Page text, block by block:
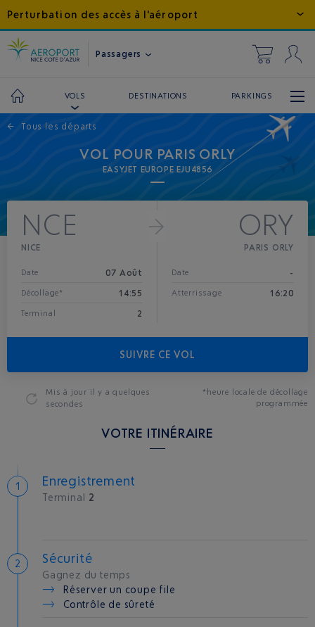
Perturbation des accès à l'aéroport
Passagers
VOLS DESTINATIONS PARKINGS
← Tous les départs
VOL POUR PARIS ORLY
EASYJET EUROPE EJU4856
NCE
NICE
Date 07 Août
Décollage* 14:55
Terminal 2
ORY
PARIS ORLY
Date -
Atterrissage 16:20
SUIVRE CE VOL
Mis à jour il y a quelques
secondes
*heure locale de décollage
programmée
VOTRE ITINÉRAIRE
Enregistrement
Terminal 2
Sécurité
Gagnez du temps
Réserver un coupe file
Contrôle de sûreté